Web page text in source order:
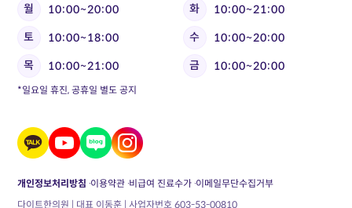
월 10:00~20:00 화
10:00~21:00
토
10:00~18:00 수
10:00~20:00
목
10:00~21:00 금 10:00~20:00
*일요일 휴진, 공휴일 별도 공지
개인정보처리방침 이용약관 비급여 진료수가 이메일무단수집거부
다이트한의원 | 대표 이동훈 | 사업자번호 603-53-00810